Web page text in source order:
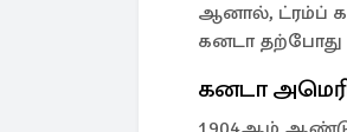
ஆனால், ட்ரம்ப்
கனடா தற்போது
கனடா